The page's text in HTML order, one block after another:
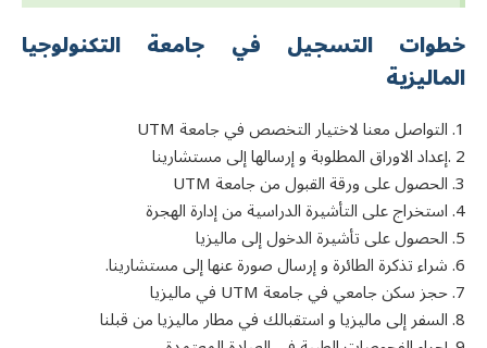
خطوات التسجيل في جامعة التكنولوجيا
الماليزية